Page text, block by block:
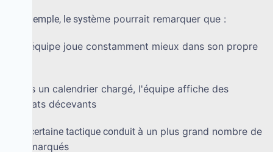
Par exemple, le système pourrait remarquer que :
équipe joue constamment mieux dans son propre
s un calendrier chargé, l'équipe affiche des
sultats décevants
une certaine tactique conduit à un plus grand nombre de
buts marqués